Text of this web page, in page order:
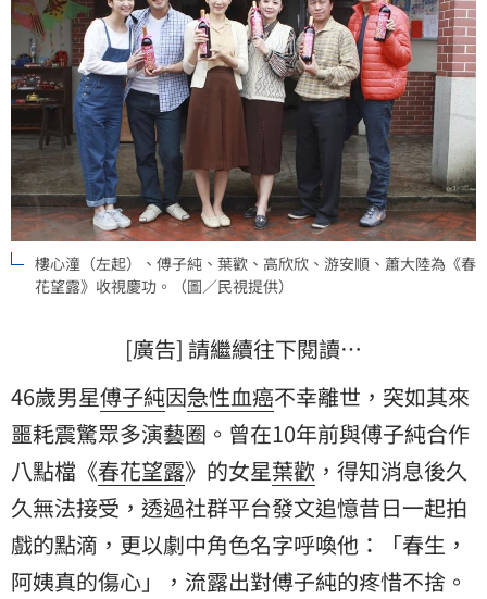
樓心潼（左起）、傅子純、葉歡、高欣欣、游安順、蕭大陸為《春
花望露》收視慶功。（圖／民視提供）
[廣告] 請繼續往下閱讀…
46歲男星傅子純因急性血癌不幸離世，突如其來
噩耗震驚眾多演藝圈。曾在10年前與傅子純合作
八點檔《春花望露》的女星葉歡 ，得知消息後久
久無法接受，透過社群平台發文追憶昔日一起拍
戲的點滴，更以劇中角色名字呼喚他：「春生，
阿姨真的傷心」，流露出對傅子純的疼惜不捨。